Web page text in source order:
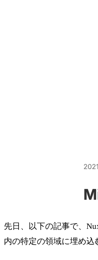
先日、以下の記事で、
内の特定の領域に埋め込